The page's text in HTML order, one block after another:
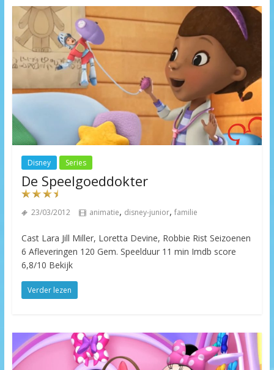
Disney Series
De Speelgoeddokter
23/03/2012 animatie, disney-junior, familie
Cast Lara Jill Miller, Loretta Devine, Robbie Rist Seizoenen
6 Afleveringen 120 Gem. Speelduur 11 min Imdb score
6,8/10 Bekijk
Verder lezen